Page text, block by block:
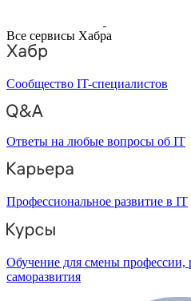
Все сервисы Хабра
Сообщество IT-специалистов
Ответы на любые вопросы об IT
Профессиональное развитие в IT
Обучение для смены профессии,
саморазвития